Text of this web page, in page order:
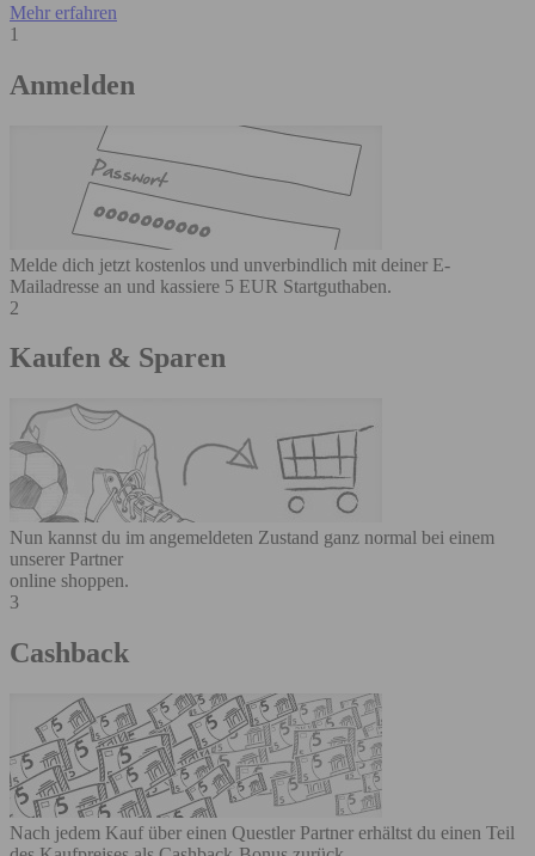
Mehr erfahren
1
Anmelden
Melde dich jetzt kostenlos und unverbindlich mit deiner E-
Mailadresse an und kassiere 5 EUR Startguthaben.
2
Kaufen & Sparen
Nun kannst du im angemeldeten Zustand ganz normal bei einem
unserer Partner
online shoppen.
3
Cashback
Nach jedem Kauf über einen Questler Partner erhältst du einen Teil